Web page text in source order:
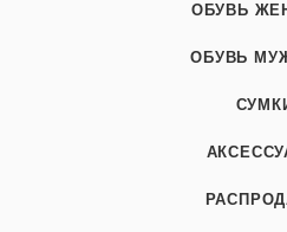
ОБУВЬ
ОБУВЬ